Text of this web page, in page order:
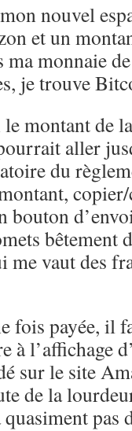
nouvel
et un
monnaie
je trouve
montant de
aller
du
copier/
bouton
bêtement
vaut des
fois payée, il
à l’affichage
sur le site
de la
pas